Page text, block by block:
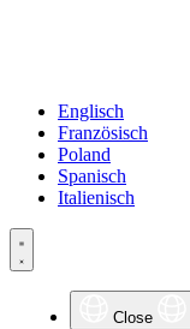
Englisch
Französisch
Poland
Spanisch
Italienisch
Close